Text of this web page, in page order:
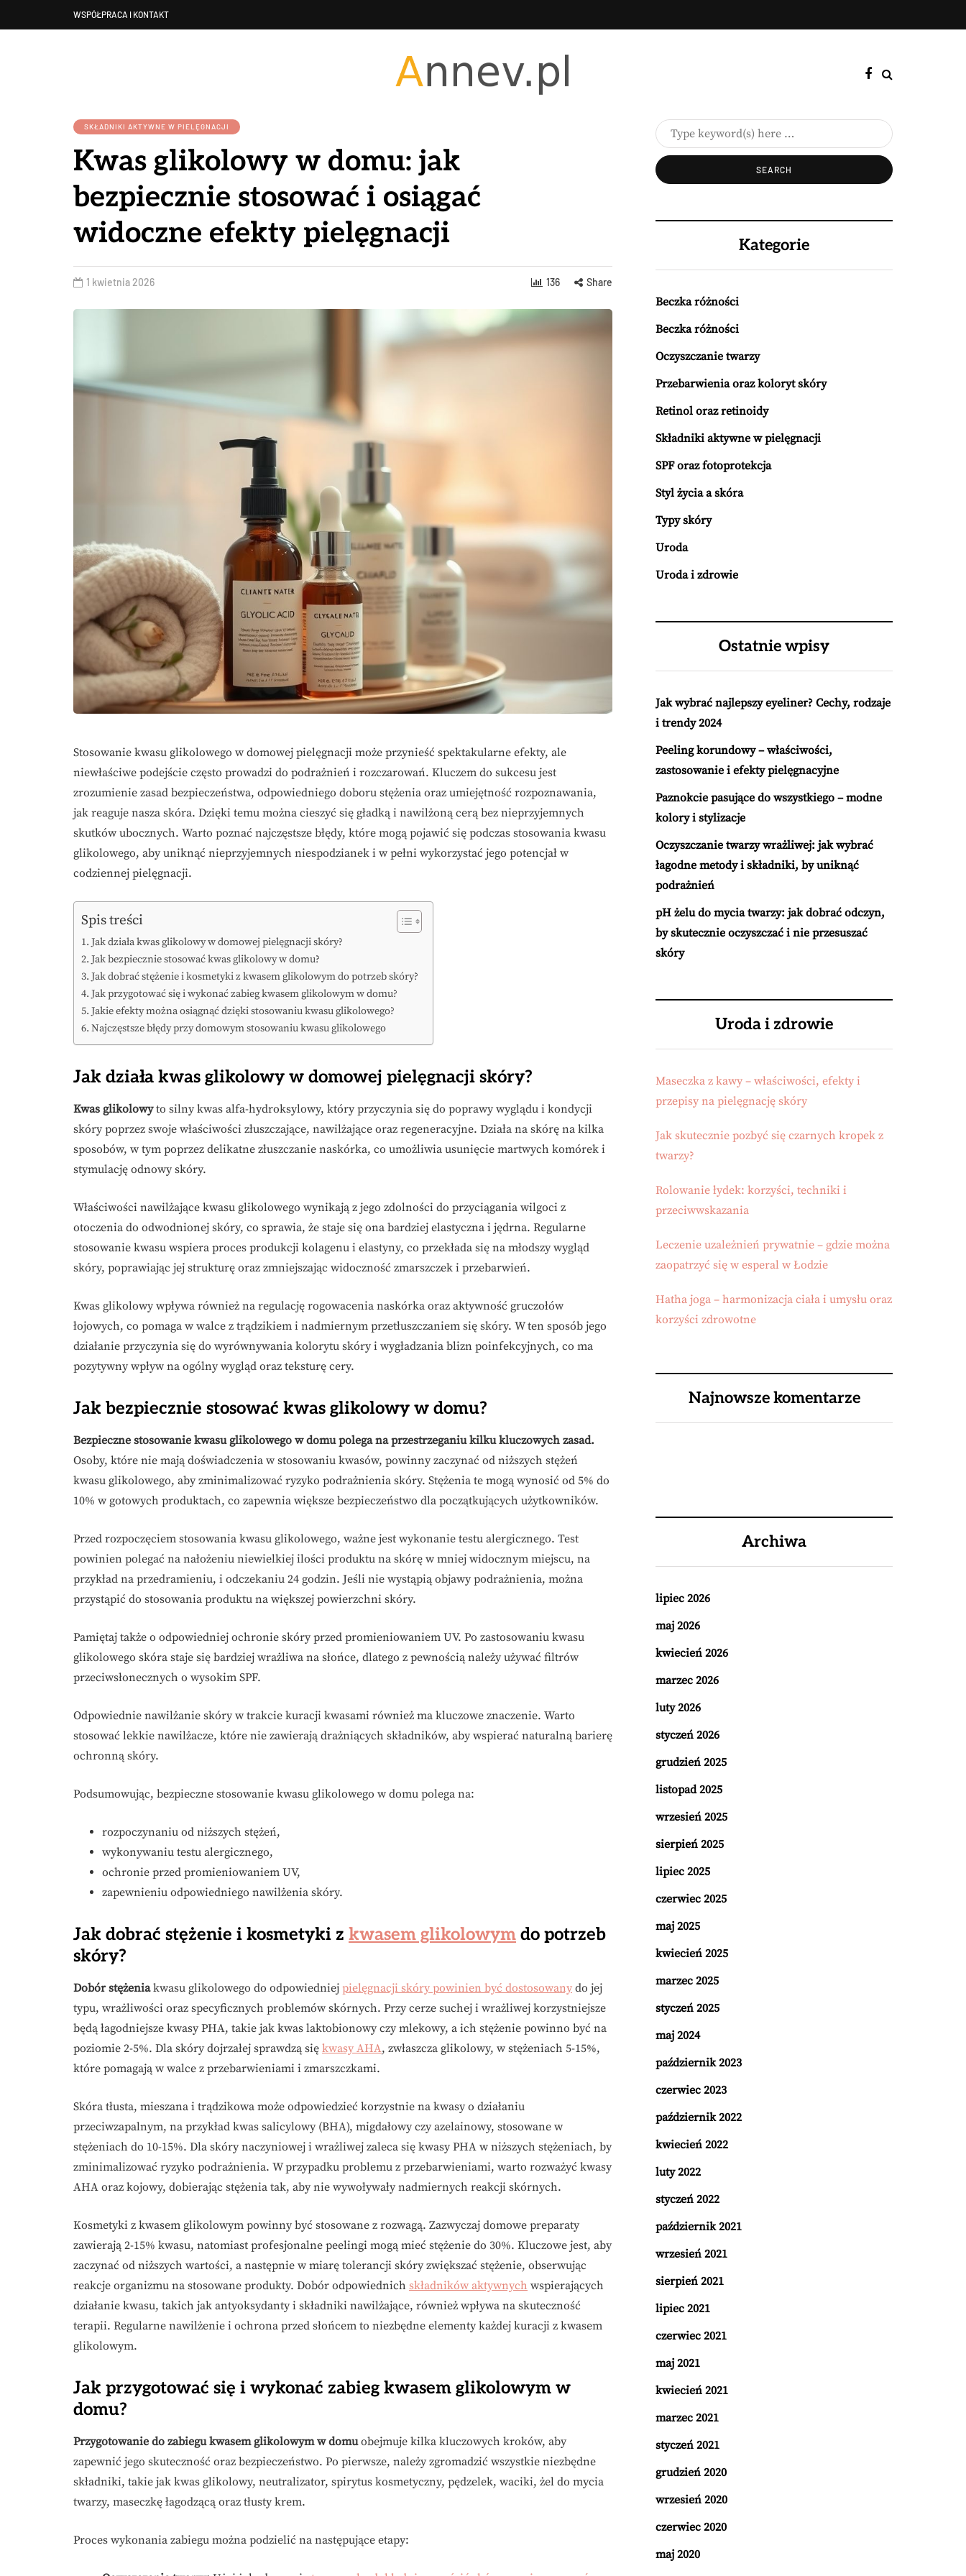
WSPÓŁPRACA I KONTAKT
SKŁADNIKI AKTYWNE W PIELĘGNACJI
Kwas glikolowy w domu: jak
bezpiecznie stosować i osiągać
widoczne efekty pielęgnacji
1 kwietnia 2026 136 Share
Stosowanie kwasu glikolowego w domowej pielęgnacji może przynieść spektakularne efekty, ale
niewłaściwe podejście często prowadzi do podrażnień i rozczarowań. Kluczem do sukcesu jest
zrozumienie zasad bezpieczeństwa, odpowiedniego doboru stężenia oraz umiejętność rozpoznawania,
jak reaguje nasza skóra. Dzięki temu można cieszyć się gładką i nawilżoną cerą bez nieprzyjemnych
skutków ubocznych. Warto poznać najczęstsze błędy, które mogą pojawić się podczas stosowania kwasu
glikolowego, aby uniknąć nieprzyjemnych niespodzianek i w pełni wykorzystać jego potencjał w
codziennej pielęgnacji.
Spis treści
Jak działa kwas glikolowy w domowej pielęgnacji skóry?
Jak bezpiecznie stosować kwas glikolowy w domu?
Jak dobrać stężenie i kosmetyki z kwasem glikolowym do potrzeb skóry?
Jak przygotować się i wykonać zabieg kwasem glikolowym w domu?
Jakie efekty można osiągnąć dzięki stosowaniu kwasu glikolowego?
Najczęstsze błędy przy domowym stosowaniu kwasu glikolowego
Jak działa kwas glikolowy w domowej pielęgnacji skóry?
Kwas glikolowyto silny kwas alfa-hydroksylowy, który przyczynia się do poprawy wyglądu i kondycji
skóry poprzez swoje właściwości złuszczające, nawilżające oraz regeneracyjne. Działa na skórę na kilka
sposobów, w tym poprzez delikatne złuszczanie naskórka, co umożliwia usunięcie martwych komórek i
stymulację odnowy skóry.
Właściwości nawilżające kwasu glikolowego wynikają z jego zdolności do przyciągania wilgoci z
otoczenia do odwodnionej skóry, co sprawia, że staje się ona bardziej elastyczna i jędrna. Regularne
stosowanie kwasu wspiera proces produkcji kolagenu i elastyny, co przekłada się na młodszy wygląd
skóry, poprawiając jej strukturę oraz zmniejszając widoczność zmarszczek i przebarwień.
Kwas glikolowy wpływa również na regulację rogowacenia naskórka oraz aktywność gruczołów
łojowych, co pomaga w walce z trądzikiem i nadmiernym przetłuszczaniem się skóry. W ten sposób jego
działanie przyczynia się do wyrównywania kolorytu skóry i wygładzania blizn poinfekcyjnych, co ma
pozytywny wpływ na ogólny wygląd oraz teksturę cery.
Jak bezpiecznie stosować kwas glikolowy w domu?
Bezpieczne stosowanie kwasu glikolowego w domu polega na przestrzeganiu kilku kluczowych zasad.
Osoby, które nie mają doświadczenia w stosowaniu kwasów, powinny zaczynać od niższych stężeń
kwasu glikolowego, aby zminimalizować ryzyko podrażnienia skóry. Stężenia te mogą wynosić od 5% do
10% w gotowych produktach, co zapewnia większe bezpieczeństwo dla początkujących użytkowników.
Przed rozpoczęciem stosowania kwasu glikolowego, ważne jest wykonanie testu alergicznego. Test
powinien polegać na nałożeniu niewielkiej ilości produktu na skórę w mniej widocznym miejscu, na
przykład na przedramieniu, i odczekaniu 24 godzin. Jeśli nie wystąpią objawy podrażnienia, można
przystąpić do stosowania produktu na większej powierzchni skóry.
Pamiętaj także o odpowiedniej ochronie skóry przed promieniowaniem UV. Po zastosowaniu kwasu
glikolowego skóra staje się bardziej wrażliwa na słońce, dlatego z pewnością należy używać filtrów
przeciwsłonecznych o wysokim SPF.
Odpowiednie nawilżanie skóry w trakcie kuracji kwasami również ma kluczowe znaczenie. Warto
stosować lekkie nawilżacze, które nie zawierają drażniących składników, aby wspierać naturalną barierę
ochronną skóry.
Podsumowując, bezpieczne stosowanie kwasu glikolowego w domu polega na:
rozpoczynaniu od niższych stężeń,
wykonywaniu testu alergicznego,
ochronie przed promieniowaniem UV,
zapewnieniu odpowiedniego nawilżenia skóry.
Jak dobrać stężenie i kosmetyki z kwasem glikolowym do potrzeb
skóry?
Dobór stężeniakwasu glikolowego do odpowiedniej pielęgnacji skóry powinien być dostosowany do jej
typu, wrażliwości oraz specyficznych problemów skórnych. Przy cerze suchej i wrażliwej korzystniejsze
będą łagodniejsze kwasy PHA, takie jak kwas laktobionowy czy mlekowy, a ich stężenie powinno być na
poziomie 2-5%. Dla skóry dojrzałej sprawdzą się kwasy AHA, zwłaszcza glikolowy, w stężeniach 5-15%,
które pomagają w walce z przebarwieniami i zmarszczkami.
Skóra tłusta, mieszana i trądzikowa może odpowiedzieć korzystnie na kwasy o działaniu
przeciwzapalnym, na przykład kwas salicylowy (BHA), migdałowy czy azelainowy, stosowane w
stężeniach do 10-15%. Dla skóry naczyniowej i wrażliwej zaleca się kwasy PHA w niższych stężeniach, by
zminimalizować ryzyko podrażnienia. W przypadku problemu z przebarwieniami, warto rozważyć kwasy
AHA oraz kojowy, dobierając stężenia tak, aby nie wywoływały nadmiernych reakcji skórnych.
Kosmetyki z kwasem glikolowym powinny być stosowane z rozwagą. Zazwyczaj domowe preparaty
zawierają 2-15% kwasu, natomiast profesjonalne peelingi mogą mieć stężenie do 30%. Kluczowe jest, aby
zaczynać od niższych wartości, a następnie w miarę tolerancji skóry zwiększać stężenie, obserwując
reakcje organizmu na stosowane produkty. Dobór odpowiednich składników aktywnych wspierających
działanie kwasu, takich jak antyoksydanty i składniki nawilżające, również wpływa na skuteczność
terapii. Regularne nawilżenie i ochrona przed słońcem to niezbędne elementy każdej kuracji z kwasem
glikolowym.
Jak przygotować się i wykonać zabieg kwasem glikolowym w
domu?
Przygotowanie do zabiegu kwasem glikolowym w domuobejmuje kilka kluczowych kroków, aby
zapewnić jego skuteczność oraz bezpieczeństwo. Po pierwsze, należy zgromadzić wszystkie niezbędne
składniki, takie jak kwas glikolowy, neutralizator, spirytus kosmetyczny, pędzelek, waciki, żel do mycia
twarzy, maseczkę łagodzącą oraz tłusty krem.
Proces wykonania zabiegu można podzielić na następujące etapy:
Kategorie
Beczka różności
Beczka różności
Oczyszczanie twarzy
Przebarwienia oraz koloryt skóry
Retinol oraz retinoidy
Składniki aktywne w pielęgnacji
SPF oraz fotoprotekcja
Styl życia a skóra
Typy skóry
Uroda
Uroda i zdrowie
Ostatnie wpisy
Jak wybrać najlepszy eyeliner? Cechy, rodzaje
i trendy 2024
Peeling korundowy – właściwości,
zastosowanie i efekty pielęgnacyjne
Paznokcie pasujące do wszystkiego – modne
kolory i stylizacje
Oczyszczanie twarzy wrażliwej: jak wybrać
łagodne metody i składniki, by uniknąć
podrażnień
pH żelu do mycia twarzy: jak dobrać odczyn,
by skutecznie oczyszczać i nie przesuszać
skóry
Uroda i zdrowie
Maseczka z kawy – właściwości, efekty i
przepisy na pielęgnację skóry
Jak skutecznie pozbyć się czarnych kropek z
twarzy?
Rolowanie łydek: korzyści, techniki i
przeciwwskazania
Leczenie uzależnień prywatnie – gdzie można
zaopatrzyć się w esperal w Łodzie
Hatha joga – harmonizacja ciała i umysłu oraz
korzyści zdrowotne
Najnowsze komentarze
Archiwa
lipiec 2026
maj 2026
kwiecień 2026
marzec 2026
luty 2026
styczeń 2026
grudzień 2025
listopad 2025
wrzesień 2025
sierpień 2025
lipiec 2025
czerwiec 2025
maj 2025
kwiecień 2025
marzec 2025
styczeń 2025
maj 2024
październik 2023
czerwiec 2023
październik 2022
kwiecień 2022
luty 2022
styczeń 2022
październik 2021
wrzesień 2021
sierpień 2021
lipiec 2021
czerwiec 2021
maj 2021
kwiecień 2021
marzec 2021
styczeń 2021
grudzień 2020
wrzesień 2020
czerwiec 2020
maj 2020